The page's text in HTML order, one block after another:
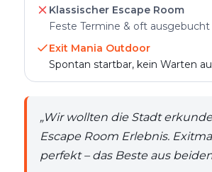
Klassischer Escape Room
Feste Termine & oft ausgebucht
Exit Mania Outdoor
Spontan startbar, kein Warten
„Wir wollten die Stadt
Escape Room Erlebnis.
perfekt – das Beste aus